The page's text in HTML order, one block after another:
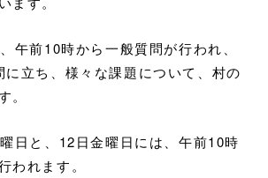
午前10時から一般質問が行われ、
に立ち、様々な課題について、村の
。
日と、12日金曜日には、午前10時
われます。